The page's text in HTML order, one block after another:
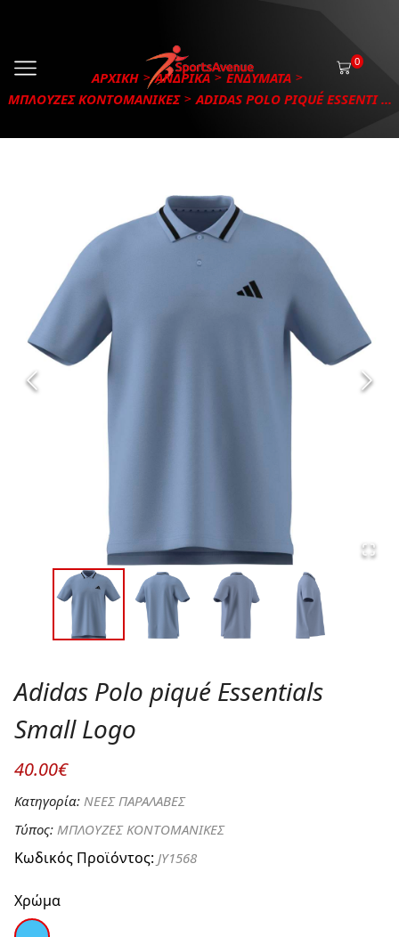
0
ΑΡΧΙΚΗ ΑΝΔΡΙΚΑ
ΕΝΔΥΜΑΤΑ
ΜΠΛΟΥΖΕΣ ΚΟΝΤΟΜΑΝΙΚΕΣ
ADIDAS POLO PIQUÉ ESSENTI ...
Adidas Polo piqué Essentials
Small Logo
40.00€
Κατηγορία: ΝΕΕΣ ΠΑΡΑΛΑΒΕΣ
Τύπος: ΜΠΛΟΥΖΕΣ ΚΟΝΤΟΜΑΝΙΚΕΣ
Κωδικός Προϊόντος: JY1568
Χρώμα